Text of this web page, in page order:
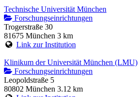
Technische Universität München
Forschungseinrichtungen
Trogerstraße 30
81675 München 3 km
Link zur Institution
Klinikum der Universität München (LMU)
Forschungseinrichtungen
Leopoldstraße 5
80802 München 3.12 km